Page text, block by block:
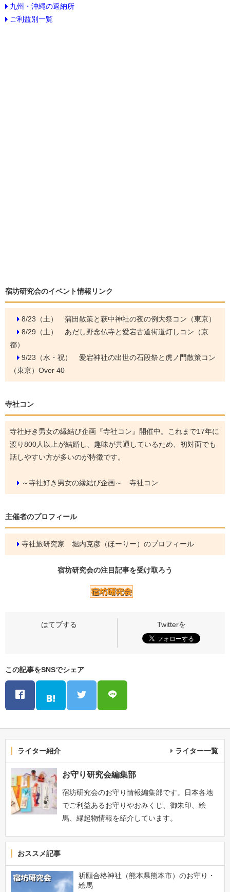
九州・沖縄の返納所
ご利益別一覧
宿坊研究会のイベント情報リンク
8/23（土） 蒲田散策と萩中神社の夜の例大祭コン（東京）
8/29（土） あだし野念仏寺と愛宕古道街道灯しコン（京
都）
9/23（水・祝） 愛宕神社の出世の石段祭と虎ノ門散策コン
（東京）Over 40
寺社コン
寺社好き男女の縁結び企画『寺社コン』開催中。これまで17年に
渡り800人以上が結婚し、趣味が共通しているため、初対面でも
話しやすい方が多いのが特徴です。
～寺社好き男女の縁結び企画～ 寺社コン
主催者のプロフィール
寺社旅研究家 堀内克彦（ほーりー）のプロフィール
宿坊研究会の注目記事を受け取ろう
この記事をSNSでシェア
ライター紹介 ライター一覧
お守り研究会編集部
宿坊研究会のお守り情報編集部です。日本各地
でご利益あるお守りやおみくじ、御朱印、絵
馬、縁起物情報を紹介しています。
おススメ記事
祈願合格神社（熊本県熊本市）のお守り・
絵馬